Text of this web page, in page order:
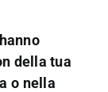
della tua
o nella